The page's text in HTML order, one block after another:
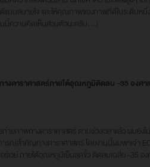
แบบสบายใจ และให้คุณภาพของภาพที่ดีในระดับหนึ่
นี้ความคิดเห็นส่วนตัวนะครับ....)
งดาราศาสตร์ภายใต้อุณหภูมิติดลบ -35 องศาเ
าพทางดาราศาสตร์ ตามช่วงเวลาแล้ว ผมยังไ
ณ์สำคัญทางดาราศาสตร์ โดยงานนี้ผมพาเจ้า
เวย์ ภายใต้อุณหภูมิเย็นสุดขั้ว ติดลบเฉลี่ย -35 อง